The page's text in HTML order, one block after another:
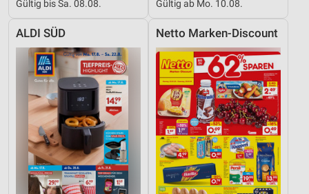
Gültig bis Sa. 08.08. Gültig ab Mo. 10.08.
ALDI SÜD Netto Marken-Discount